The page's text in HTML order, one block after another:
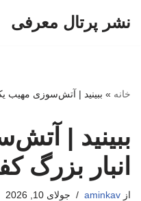
نشر پرتال معرفی
خانه » ببینید | آتش‌سوزی مهیب
ببینید |
انبار
از aminkav جولای 10, 2026